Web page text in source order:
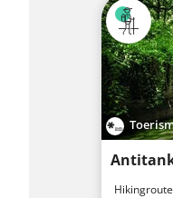
Hikingroute